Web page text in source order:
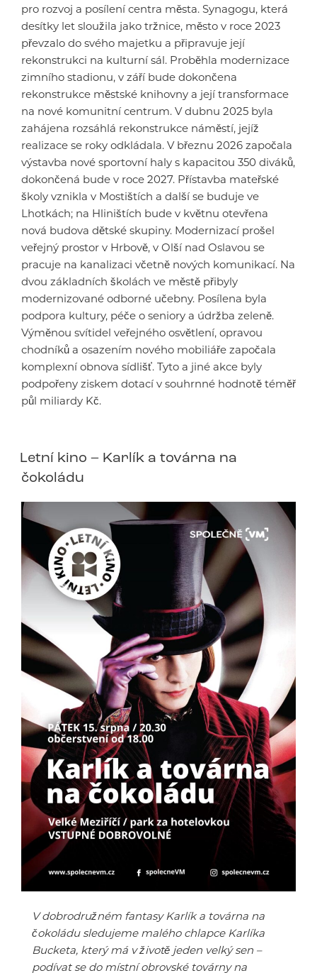
pro rozvoj a posílení centra města. Synagogu, která
desítky let sloužila jako tržnice, město v roce 2023
převzalo do svého majetku a připravuje její
rekonstrukci na kulturní sál. Proběhla modernizace
zimního stadionu, v září bude dokončena
rekonstrukce městské knihovny a její transformace
na nové komunitní centrum. V dubnu 2025 byla
zahájena rozsáhlá rekonstrukce náměstí, jejíž
realizace se roky odkládala. V březnu 2026 započala
výstavba nové sportovní haly s kapacitou 350 diváků,
dokončená bude v roce 2027. Přístavba mateřské
školy vznikla v Mostištích a další se buduje ve
Lhotkách; na Hliništích bude v květnu otevřena
nová budova dětské skupiny. Modernizací prošel
veřejný prostor v Hrbově, v Olší nad Oslavou se
pracuje na kanalizaci včetně nových komunikací. Na
dvou základních školách ve městě přibyly
modernizované odborné učebny. Posílena byla
podpora kultury, péče o seniory a údržba zeleně.
Výměnou svítidel veřejného osvětlení, opravou
chodníků a osazením nového mobiliáře započala
komplexní obnova sídlišť. Tyto a jiné akce byly
podpořeny ziskem dotací v souhrnné hodnotě téměř
půl miliardy Kč.
Letní kino – Karlík a továrna na
čokoládu
V dobrodružném fantasy Karlík a továrna na
čokoládu sledujeme malého chlapce Karlíka
Bucketa, který má v životě jeden velký sen –
podívat se do místní obrovské továrny na